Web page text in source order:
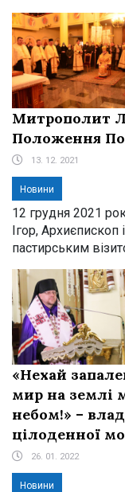
Митрополит
Положення
13. 12. 2021
Новини
12 грудня 2021
Ігор,
пастирським
«Нехай
мир на землі
небом!» –
цілоденної
26. 01. 2022
Новини